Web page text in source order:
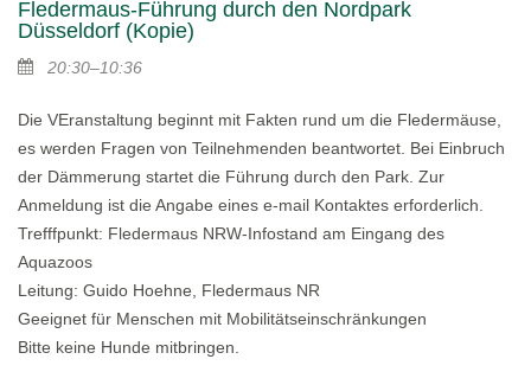
Fledermaus-Führung durch den Nordpark
Düsseldorf (Kopie)
20:30–10:36
Die VEranstaltung beginnt mit Fakten rund um die Fledermäuse,
es werden Fragen von Teilnehmenden beantwortet. Bei Einbruch
der Dämmerung startet die Führung durch den Park. Zur
Anmeldung ist die Angabe eines e-mail Kontaktes erforderlich.
Trefffpunkt: Fledermaus NRW-Infostand am Eingang des
Aquazoos
Leitung: Guido Hoehne, Fledermaus NR
Geeignet für Menschen mit Mobilitätseinschränkungen
Bitte keine Hunde mitbringen.